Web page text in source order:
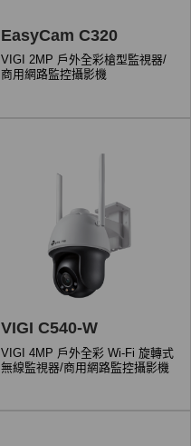
EasyCam C320
VIGI 2MP 戶外全彩槍型監視器/
商用網路監控攝影機
VIGI C540-W
VIGI 4MP 戶外全彩 Wi-Fi 旋轉式
無線監視器/商用網路監控攝影機